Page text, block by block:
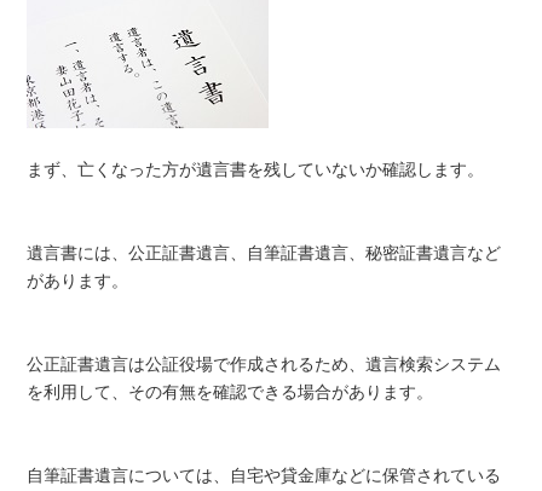
まず、亡くなった方が遺言書を残していないか確認します。
遺言書には、公正証書遺言、自筆証書遺言、秘密証書遺言など
があります。
公正証書遺言は公証役場で作成されるため、遺言検索システム
を利用して、その有無を確認できる場合があります。
自筆証書遺言については、自宅や貸金庫などに保管されている